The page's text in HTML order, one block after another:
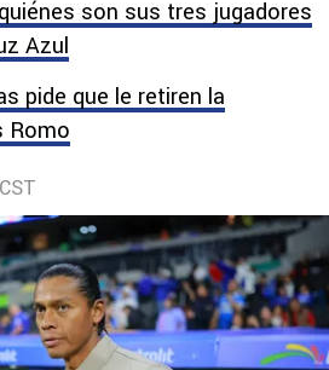
son sus tres jugadores
Azul
pide que le retiren la
Romo